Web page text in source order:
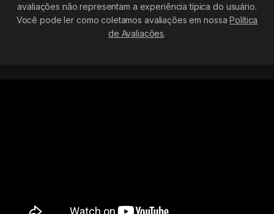
avaliações não representam a experiência típica do usuário.
Você pode ler como coletamos avaliações em nossaPolítica
de Avaliações.